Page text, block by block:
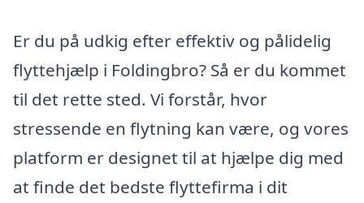
Er du på udkig efter effektiv og pålidelig
flyttehjælp i Foldingbro? Så er du kommet
til det rette sted. Vi forstår, hvor
stressende en flytning kan være, og vores
platform er designet til at hjælpe dig med
at finde det bedste flyttefirma i dit